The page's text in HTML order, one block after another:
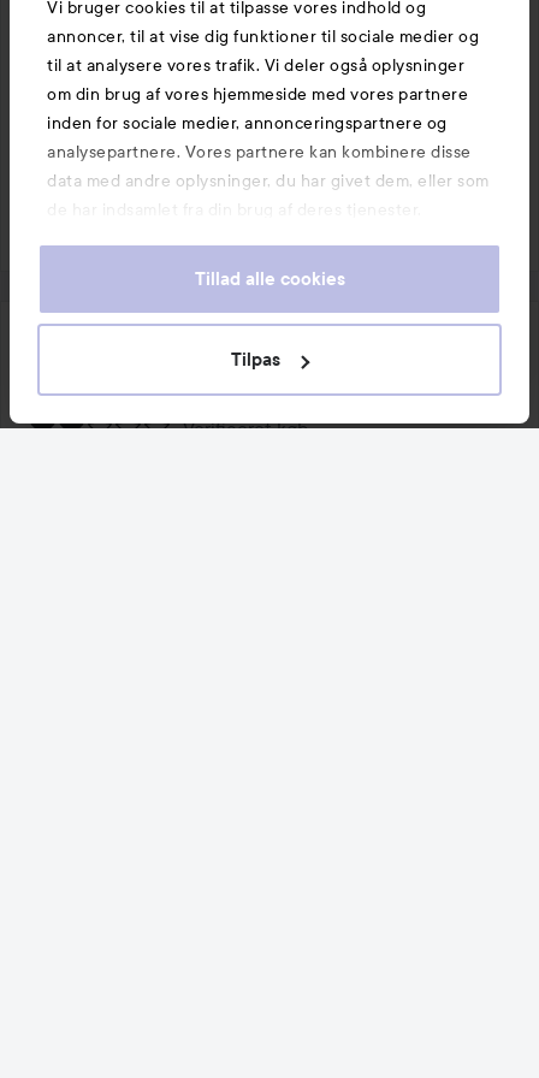
Vi bruger cookies til at tilpasse vores indhold og
annoncer, til at vise dig funktioner til sociale medier og
til at analysere vores trafik. Vi deler også oplysninger
om din brug af vores hjemmeside med vores partnere
inden for sociale medier, annonceringspartnere og
analysepartnere. Vores partnere kan kombinere disse
data med andre oplysninger, du har givet dem, eller som
de har indsamlet fra din brug af deres tjenester.
Tillad alle cookies
Tilpas
2 likes Kommenter
5613 visninger
Brugerens rolle: Lyko Creator.
Verificeret køb